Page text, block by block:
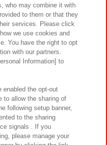
ィ サイトポリシー
クセシビリティ方針と検証結果
よくあるご質問・お問い合わせ
who may combine it with
to them or that they
services. Please click
we use cookies and
You have the right to opt
with our partners.
Information] to
enabled the opt-out
to allow the sharing of
following setup banner,
to the sharing
signals . If you
please manage your